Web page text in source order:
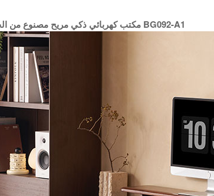
مكتب كهربائي ذكي مريح مصنوع من الخشب الصلب قابل للوقوف BG092-A1